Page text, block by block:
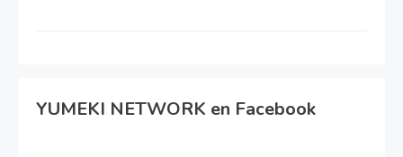
YUMEKI NETWORK en Facebook